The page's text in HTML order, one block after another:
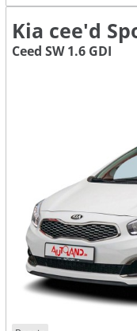
Kia cee'd
Ceed SW 1.6 GDI